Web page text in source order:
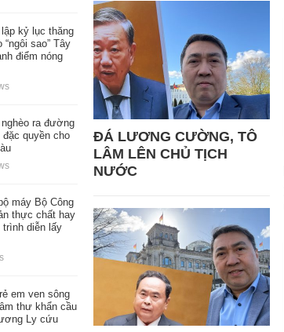
lập kỷ lục thăng
sao” Tây
điểm nóng
ra đường
quyền cho
máy Bộ Công
thực chất hay
trình diễn lấy
em ven sông
thư khẩn cầu
Ly cứu
ĐÁ LƯƠNG CƯỜNG, TÔ
LÂM LÊN CHỦ TỊCH
NƯỚC